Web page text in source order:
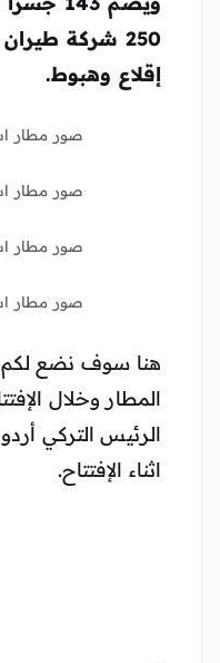
إقلاع وهبوط.
صور مطار
صور مطار
صور مطار
صور مطار
هنا سوف نضع لكم
المطار وخلال
الرئيس التركي
اثناء الإفتتاح.